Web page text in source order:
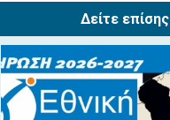
Δείτε επίσης